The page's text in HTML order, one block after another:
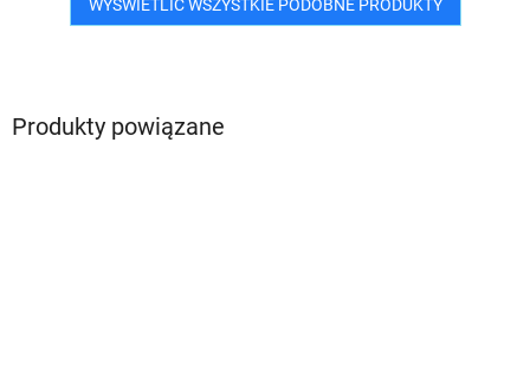
Produkty powiązane
WYŚWIETLIĆ WSZYSTKIE PODOBNE PRODUKTY